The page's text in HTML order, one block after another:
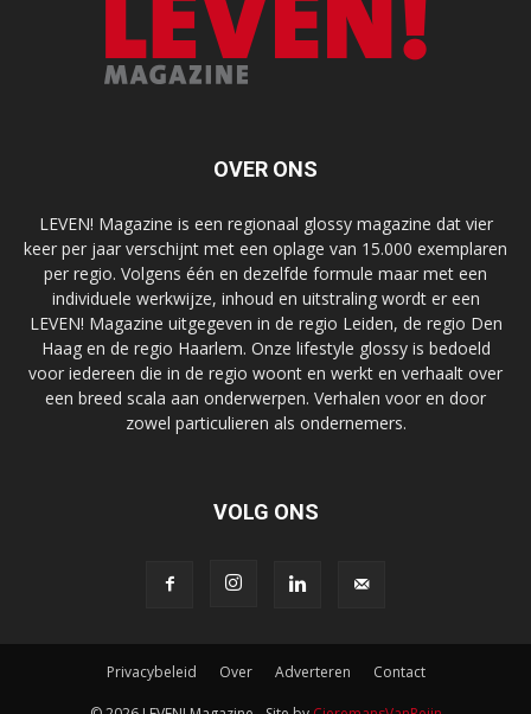
OVER ONS
LEVEN! Magazine is een regionaal glossy magazine dat vier
keer per jaar verschijnt met een oplage van 15.000 exemplaren
per regio. Volgens één en dezelfde formule maar met een
individuele werkwijze, inhoud en uitstraling wordt er een
LEVEN! Magazine uitgegeven in de regio Leiden, de regio Den
Haag en de regio Haarlem. Onze lifestyle glossy is bedoeld
voor iedereen die in de regio woont en werkt en verhaalt over
een breed scala aan onderwerpen. Verhalen voor en door
zowel particulieren als ondernemers.
VOLG ONS
Privacybeleid Over Adverteren Contact